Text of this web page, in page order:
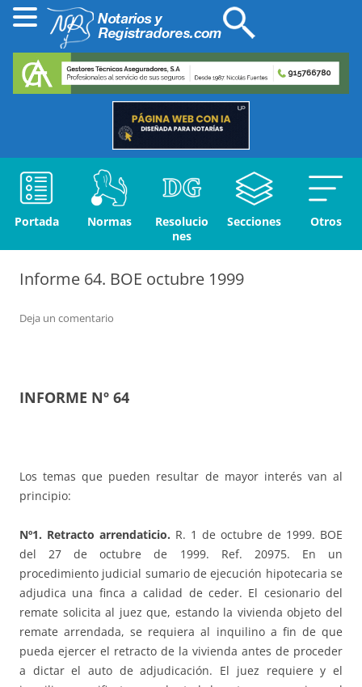
Portada Normas
Resolucio
nes
Secciones Otros
Informe 64. BOE octubre 1999
Deja un comentario
INFORME Nº 64
Los temas que pueden resultar de mayor interés van al
principio:
Nº1. Retracto arrendaticio. R. 1 de octubre de 1999. BOE
del 27 de octubre de 1999. Ref. 20975. En un
procedimiento judicial sumario de ejecución hipotecaria se
adjudica una finca a calidad de ceder. El cesionario del
remate solicita al juez que, estando la vivienda objeto del
remate arrendada, se requiera al inquilino a fin de que
pueda ejercer el retracto de la vivienda antes de proceder
a dictar el auto de adjudicación. El juez requiere y el